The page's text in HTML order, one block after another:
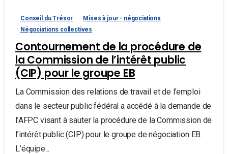
Conseil du Trésor
Mises à jour - négociations
Négociations collectives
Contournement de la procédure de
la Commission de l’intérêt public
(CIP) pour le groupe EB
La Commission des relations de travail et de l’emploi
dans le secteur public fédéral a accédé à la demande de
l’AFPC visant à sauter la procédure de la Commission de
l’intérêt public (CIP) pour le groupe de négociation EB.
L’équipe...